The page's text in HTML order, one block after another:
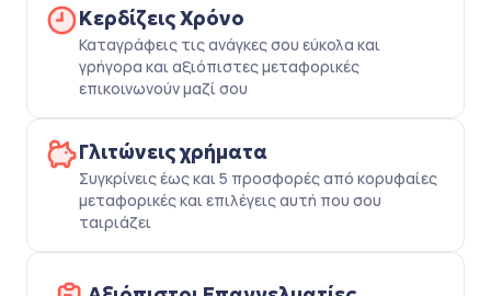
Κερδίζεις Χρόνο
Καταγράφεις τις ανάγκες σου εύκολα και
γρήγορα και αξιόπιστες μεταφορικές
επικοινωνούν μαζί σου
Γλιτώνεις χρήματα
Συγκρίνεις έως και 5 προσφορές από κορυφαίες
μεταφορικές και επιλέγεις αυτή που σου
ταιριάζει